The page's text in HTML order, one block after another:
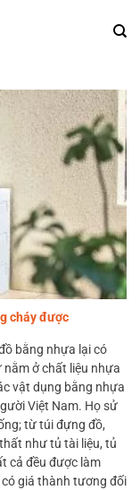
cháy được
bằng nhựa lại có
ở chất liệu nhựa
vật dụng bằng nhựa
Việt Nam. Họ sử
từ túi đựng đồ,
như tủ tài liệu, tủ
cả đều được làm
giá thành tương đối